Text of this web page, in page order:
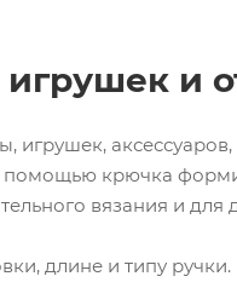
и
крючка
вязания и
длине и типу